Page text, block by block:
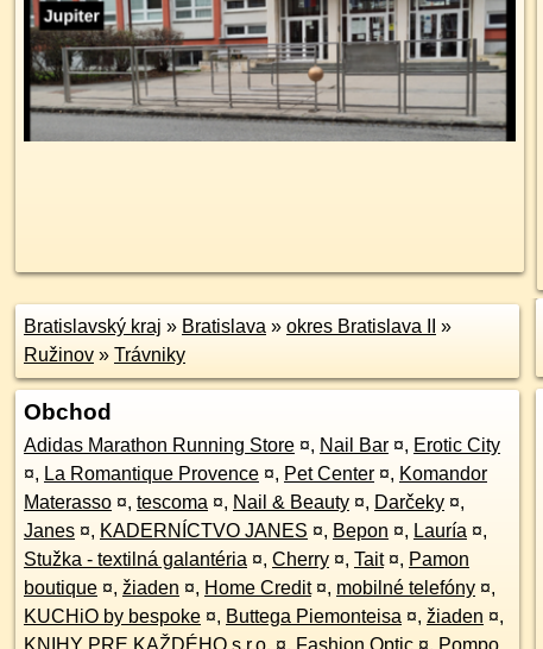
Bratislavský kraj » Bratislava » okres Bratislava II
»
Ružinov » Trávniky
Obchod
Adidas Marathon Running Store ¤, Nail Bar ¤, Erotic City
¤, La Romantique Provence ¤, Pet Center ¤, Komandor
Materasso ¤, tescoma ¤, Nail & Beauty ¤, Darčeky ¤,
Janes ¤, KADERNÍCTVO JANES ¤, Bepon ¤, Lauría ¤,
Stužka - textilná galantéria ¤, Cherry ¤, Tait ¤, Pamon
boutique ¤, žiaden ¤, Home Credit ¤, mobilné telefóny ¤,
KUCHiO by bespoke ¤, Buttega Piemonteisa ¤, žiaden ¤,
KNIHY PRE KAŽDÉHO s.r.o. ¤, Fashion Optic ¤, Pompo